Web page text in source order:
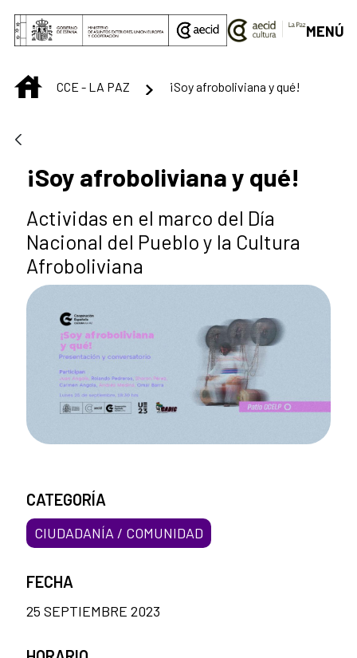
Saltar al contenido principal
MENÚ
INICIOCCE - LA PAZ ¡Soy afroboliviana y qué!
¡Soy afroboliviana y qué!
Actividas en el marco del Día
Nacional del Pueblo y la Cultura
Afroboliviana
CATEGORÍA
CIUDADANÍA / COMUNIDAD
FECHA
25 SEPTIEMBRE 2023